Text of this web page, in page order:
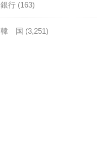
銀行 (163)
韓 国 (3,251)